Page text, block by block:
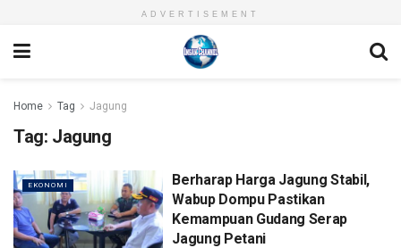
ADVERTISEMENT
Home Tag Jagung
Tag: Jagung
EKONOMI
Berharap Harga Jagung Stabil,
Wabup Dompu Pastikan
Kemampuan Gudang Serap
Jagung Petani